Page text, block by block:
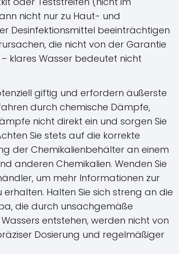
nicht nur zu Haut- und
Desinfektionsmittel beeinträchtigen
die nicht von der Garantie
klares Wasser bedeutet nicht
giftig und erfordern äußerste
durch chemische Dämpfe,
nicht direkt ein und sorgen Sie
Sie stets auf die korrekte
der Chemikalienbehälter an einem
anderen Chemikalien. Wenden Sie
um mehr Informationen zur
Halten Sie sich streng an die
die durch unsachgemäße
entstehen, werden nicht von
Dosierung und regelmäßiger